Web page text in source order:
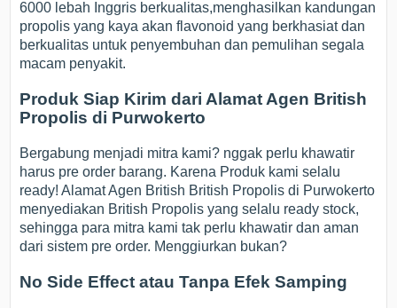
6000 lebah Inggris berkualitas,menghasilkan kandungan
propolis yang kaya akan flavonoid yang berkhasiat dan
berkualitas untuk penyembuhan dan pemulihan segala
macam penyakit.
Produk Siap Kirim dari Alamat Agen British
Propolis di Purwokerto
Bergabung menjadi mitra kami? nggak perlu khawatir
harus pre order barang. Karena Produk kami selalu
ready! Alamat Agen British British Propolis di Purwokerto
menyediakan British Propolis yang selalu ready stock,
sehingga para mitra kami tak perlu khawatir dan aman
dari sistem pre order. Menggiurkan bukan?
No Side Effect atau Tanpa Efek Samping